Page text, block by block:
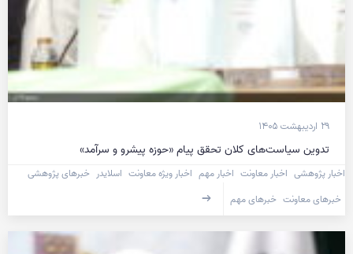
۲۹ اردیبهشت ۱۴۰۵
تدوین سیاست‌های کلان تحقق پیام «حوزه پیشرو و سرآمد»
اخبار پژوهشی اخبار معاونت اخبار مهم اخبار ویژه معاونت اسلایدر خبرهای پژوهشی
خبرهای معاونت خبرهای مهم